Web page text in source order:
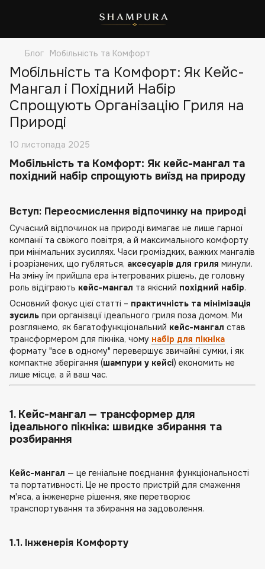
Блог Мобільність та Комфорт
Мобільність та Комфорт: Як Кейс-
Мангал і Похідний Набір
Спрощують Організацію Гриля на
Природі
10 листопада 2025
Мобільність та Комфорт: Як кейс-мангал та
похідний набір спрощують виїзд на природу
Вступ: Переосмислення відпочинку на природі
Сучасний відпочинок на природі вимагає не лише гарної
компанії та свіжого повітря, а й максимального комфорту
при мінімальних зусиллях. Часи громіздких, важких мангалів
і розрізнених, що губляться, аксесуарів для гриля минули.
На зміну їм прийшла ера інтегрованих рішень, де головну
роль відіграють кейс-мангал та якісний похідний набір.
Основний фокус цієї статті – практичність та мінімізація
зусиль при організації ідеального гриля поза домом. Ми
розглянемо, як багатофункціональний кейс-мангал став
трансформером для пікніка, чому набір для пікніка
формату "все в одному" перевершує звичайні сумки, і як
компактне зберігання (шампури у кейсі) економить не
лише місце, а й ваш час.
1. Кейс-мангал — трансформер для
ідеального пікніка: швидке збирання та
розбирання
Кейс-мангал — це геніальне поєднання функціональності
та портативності. Це не просто пристрій для смаження
м'яса, а інженерне рішення, яке перетворює
транспортування та збирання на задоволення.
1.1. Інженерія Комфорту